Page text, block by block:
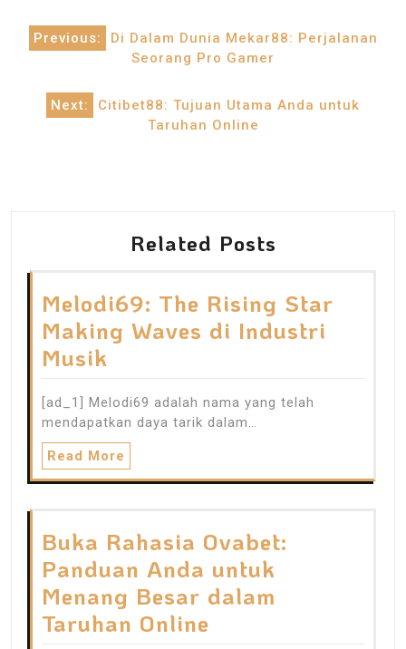
Post
navigation
Previous:
Di Dalam Dunia Mekar88: Perjalanan
Seorang Pro Gamer
Next:
Citibet88: Tujuan Utama Anda untuk
Taruhan Online
Related Posts
Melodi69: The Rising Star
Making Waves di Industri
Musik
[ad_1] Melodi69 adalah nama yang telah
mendapatkan daya tarik dalam…
Read More
Buka Rahasia Ovabet:
Panduan Anda untuk
Menang Besar dalam
Taruhan Online